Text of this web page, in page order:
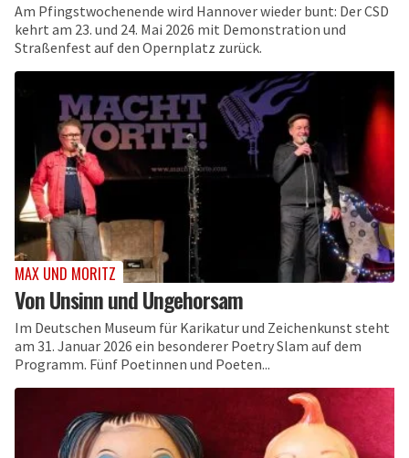
Am Pfingstwochenende wird Hannover wieder bunt: Der CSD
kehrt am 23. und 24. Mai 2026 mit Demonstration und
Straßenfest auf den Opernplatz zurück.
MAX UND MORITZ
Von Unsinn und Ungehorsam
Im Deutschen Museum für Karikatur und Zeichenkunst steht
am 31. Januar 2026 ein besonderer Poetry Slam auf dem
Programm. Fünf Poetinnen und Poeten...